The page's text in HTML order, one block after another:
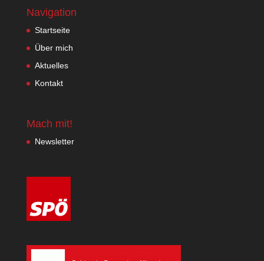
Navigation
Startseite
Über mich
Aktuelles
Kontakt
Mach mit!
Newsletter